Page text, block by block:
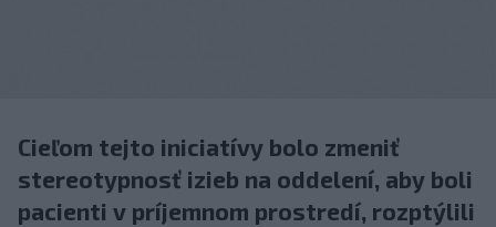
Cieľom tejto iniciatívy bolo zmeniť
stereotypnosť izieb na oddelení, aby boli
pacienti v príjemnom prostredí, rozptýlili